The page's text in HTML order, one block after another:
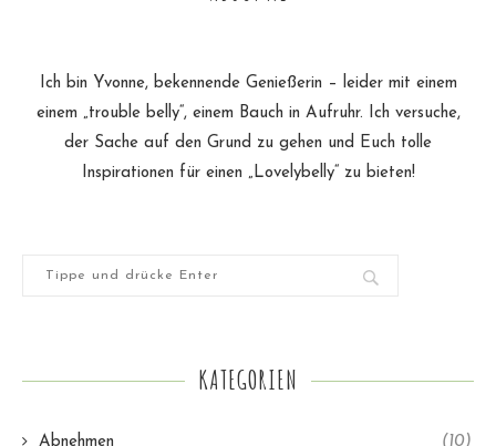
Ich bin Yvonne, bekennende Genießerin – leider mit einem
einem „trouble belly“, einem Bauch in Aufruhr. Ich versuche,
der Sache auf den Grund zu gehen und Euch tolle
Inspirationen für einen „Lovelybelly“ zu bieten!
KATEGORIEN
Abnehmen (10)